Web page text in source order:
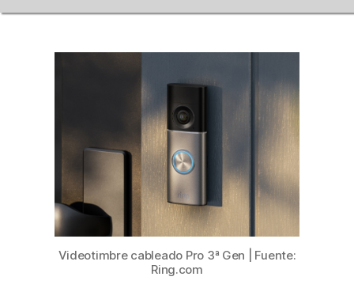
la
tecnología
las
personas
y
abiertas
Videotimbre cableado Pro 3ª Gen | Fuente:
Ring.com